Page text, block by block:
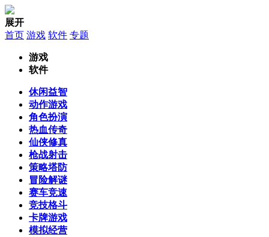
展开
首页 游戏 软件 专题
游戏
软件
休闲益智
动作游戏
角色扮演
热血传奇
仙侠修真
枪战射击
策略塔防
冒险解谜
赛车竞速
竞技格斗
卡牌游戏
模拟经营